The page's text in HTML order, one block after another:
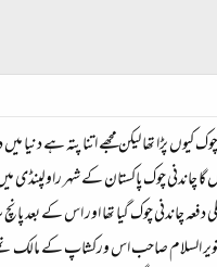
کیوں پڑا تھا لیکن مجھے اتنا پتہ ہے
چاندنی چوک پاکستان کے شہر
جانا ہوا ۔ تو مجھے یاد آیا کہ 2000 میں پہلی
السلام صاحب اس ورکشاپ کے مالک